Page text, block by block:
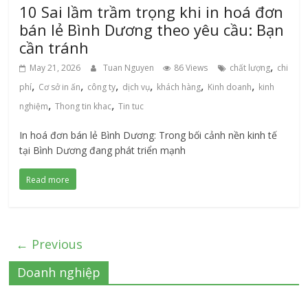
10 Sai lầm trầm trọng khi in hoá đơn
bán lẻ Bình Dương theo yêu cầu: Bạn
cần tránh
May 21, 2026 Tuan Nguyen 86 Views chất lượng, chi
phí, Cơ sở in ấn, công ty, dịch vụ, khách hàng, Kinh doanh, kinh
nghiệm,Thong tin khac,Tin tuc
In hoá đơn bán lẻ Bình Dương: Trong bối cảnh nền kinh tế
tại Bình Dương đang phát triển mạnh
Read more
← Previous
Doanh nghiệp